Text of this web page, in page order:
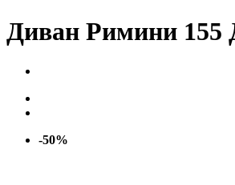
Диван Римини 155
-50%